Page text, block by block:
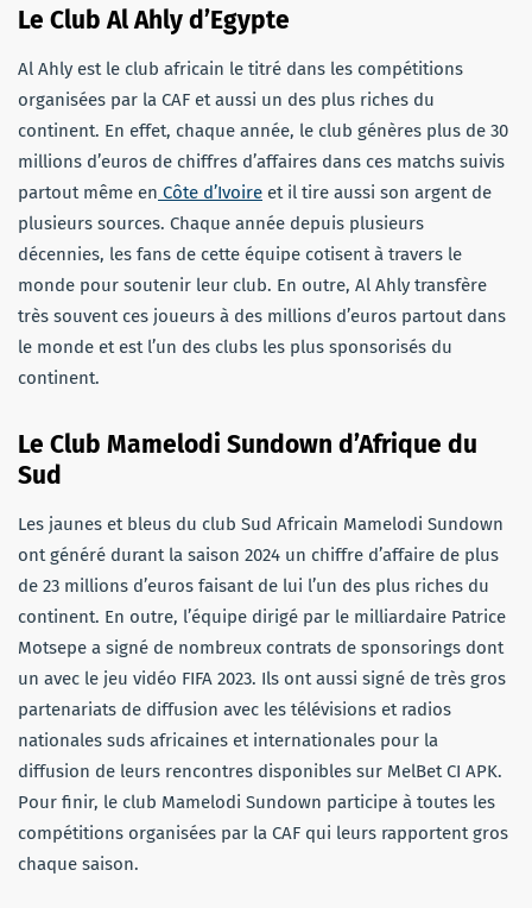
Le Club Al Ahly d’Egypte
Al Ahly est le club africain le titré dans les compétitions
organisées par la CAF et aussi un des plus riches du
continent. En effet, chaque année, le club génères plus de 30
millions d’euros de chiffres d’affaires dans ces matchs suivis
partout même en Côte d’Ivoire et il tire aussi son argent de
plusieurs sources. Chaque année depuis plusieurs
décennies, les fans de cette équipe cotisent à travers le
monde pour soutenir leur club. En outre, Al Ahly transfère
très souvent ces joueurs à des millions d’euros partout dans
le monde et est l’un des clubs les plus sponsorisés du
continent.
Le Club Mamelodi Sundown d’Afrique du
Sud
Les jaunes et bleus du club Sud Africain Mamelodi Sundown
ont généré durant la saison 2024 un chiffre d’affaire de plus
de 23 millions d’euros faisant de lui l’un des plus riches du
continent. En outre, l’équipe dirigé par le milliardaire Patrice
Motsepe a signé de nombreux contrats de sponsorings dont
un avec le jeu vidéo FIFA 2023. Ils ont aussi signé de très gros
partenariats de diffusion avec les télévisions et radios
nationales suds africaines et internationales pour la
diffusion de leurs rencontres disponibles sur MelBet CI APK.
Pour finir, le club Mamelodi Sundown participe à toutes les
compétitions organisées par la CAF qui leurs rapportent gros
chaque saison.